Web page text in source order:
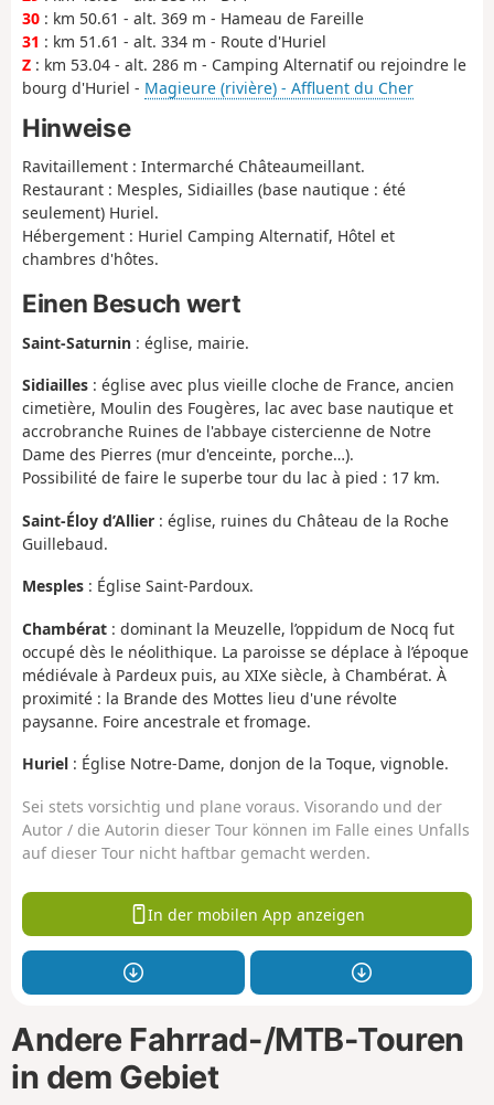
30 : km 50.61 - alt. 369 m - Hameau de Fareille
31 : km 51.61 - alt. 334 m - Route d'Huriel
Z : km 53.04 - alt. 286 m - Camping Alternatif ou rejoindre le
bourg d'Huriel - Magieure (rivière) - Affluent du Cher
Hinweise
Ravitaillement : Intermarché Châteaumeillant.
Restaurant : Mesples, Sidiailles (base nautique : été
seulement) Huriel.
Hébergement : Huriel Camping Alternatif, Hôtel et
chambres d'hôtes.
Einen Besuch wert
Saint-Saturnin : église, mairie.
Sidiailles : église avec plus vieille cloche de France, ancien
cimetière, Moulin des Fougères, lac avec base nautique et
accrobranche Ruines de l'abbaye cistercienne de Notre
Dame des Pierres (mur d'enceinte, porche…).
Possibilité de faire le superbe tour du lac à pied : 17 km.
Saint-Éloy d’Allier : église, ruines du Château de la Roche
Guillebaud.
Mesples : Église Saint-Pardoux.
Chambérat : dominant la Meuzelle, l’oppidum de Nocq fut
occupé dès le néolithique. La paroisse se déplace à l’époque
médiévale à Pardeux puis, au XIXe siècle, à Chambérat. À
proximité : la Brande des Mottes lieu d'une révolte
paysanne. Foire ancestrale et fromage.
Huriel : Église Notre-Dame, donjon de la Toque, vignoble.
Sei stets vorsichtig und plane voraus. Visorando und der
Autor / die Autorin dieser Tour können im Falle eines Unfalls
auf dieser Tour nicht haftbar gemacht werden.
In der mobilen App anzeigen
Andere Fahrrad-/MTB-Touren
in dem Gebiet